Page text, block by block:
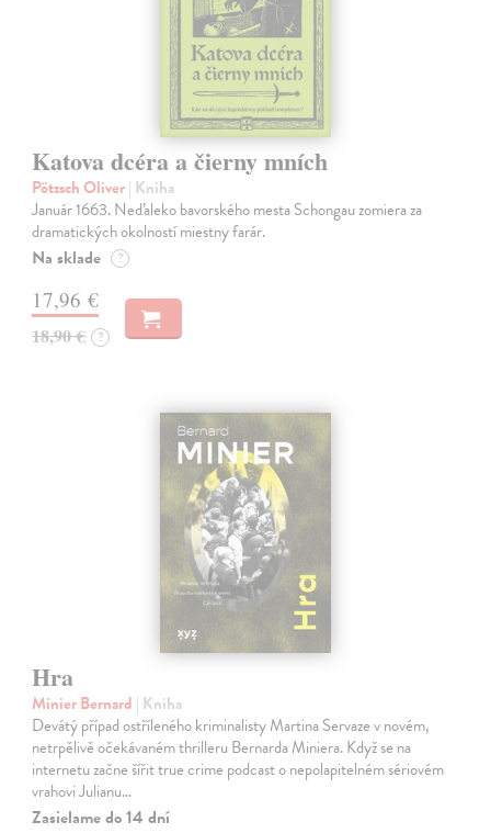
Katova dcéra a čierny mních
Pötzsch Oliver| Kniha
Január 1663. Neďaleko bavorského mesta Schongau zomiera za
dramatických okolností miestny farár.
Na sklade ?
17,96 €
18,90 € ?
Hra
Minier Bernard | Kniha
Devátý případ ostříleného kriminalisty Martina Servaze v novém,
netrpělivě očekávaném thrilleru Bernarda Miniera. Když se na
internetu začne šířit true crime podcast o nepolapitelném sériovém
vrahovi Julianu…
Zasielame do 14 dní